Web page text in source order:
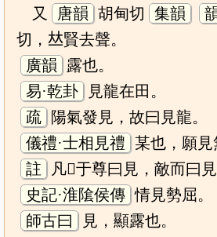
又
唐韻 胡甸切 集韻
切，𠀤賢去聲。
廣韻
露也。
易·乾卦
見龍在田。
疏
陽氣發見，故曰見龍。
儀禮·士相見禮
某也，願見
註
凡𤰞于尊曰見，敵而曰
史記·淮隂侯傳 情見勢屈。
師古曰
見，顯露也。